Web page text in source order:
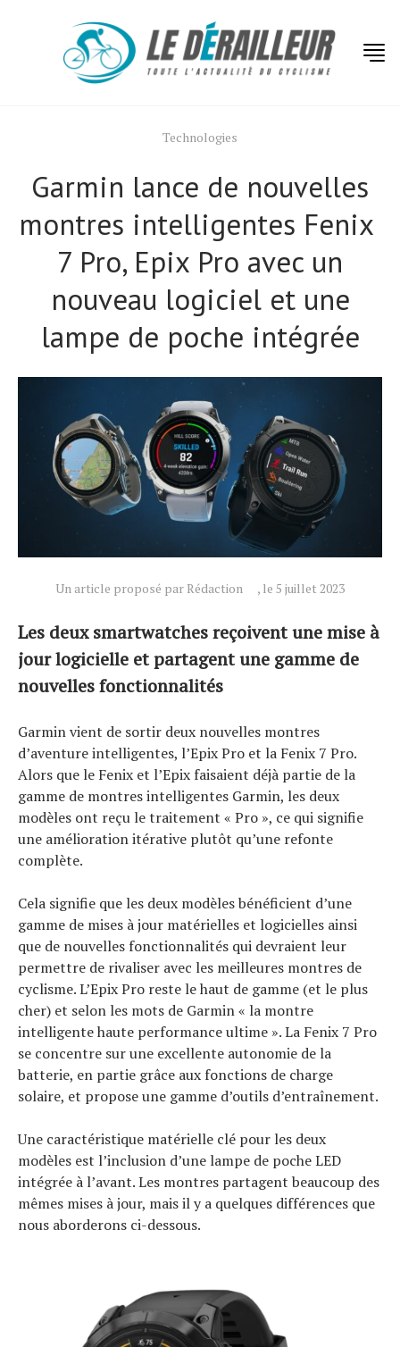
Technologies
Garmin lance de nouvelles
montres intelligentes Fenix ​​
7 Pro, Epix Pro avec un
nouveau logiciel et une
lampe de poche intégrée
Un article proposé par Rédaction , le 5 juillet 2023
Les deux smartwatches reçoivent une mise à
jour logicielle et partagent une gamme de
nouvelles fonctionnalités
Garmin vient de sortir deux nouvelles montres
d’aventure intelligentes, l’Epix Pro et la Fenix ​​7 Pro.
Alors que le Fenix ​​​​et l’Epix faisaient déjà partie de la
gamme de montres intelligentes Garmin, les deux
modèles ont reçu le traitement « Pro », ce qui signifie
une amélioration itérative plutôt qu’une refonte
complète.
Cela signifie que les deux modèles bénéficient d’une
gamme de mises à jour matérielles et logicielles ainsi
que de nouvelles fonctionnalités qui devraient leur
permettre de rivaliser avec les meilleures montres de
cyclisme. L’Epix Pro reste le haut de gamme (et le plus
cher) et selon les mots de Garmin « la montre
intelligente haute performance ultime ». La Fenix ​​7 Pro
se concentre sur une excellente autonomie de la
batterie, en partie grâce aux fonctions de charge
solaire, et propose une gamme d’outils d’entraînement.
Une caractéristique matérielle clé pour les deux
modèles est l’inclusion d’une lampe de poche LED
intégrée à l’avant. Les montres partagent beaucoup des
mêmes mises à jour, mais il y a quelques différences que
nous aborderons ci-dessous.
Actualités
Technologies
Tests de produits
Conseils
Tendances
Tous nos articles
À propos